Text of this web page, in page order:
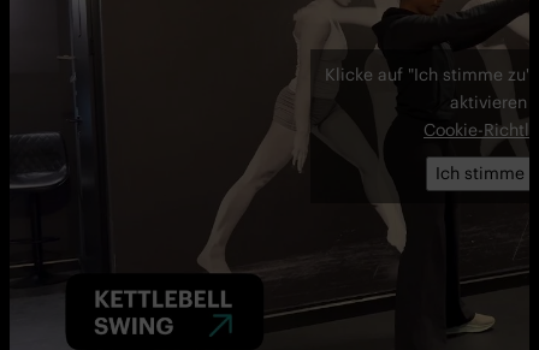
Klicke auf "Ich stimme
aktivieren
Cookie-
Ich stimme